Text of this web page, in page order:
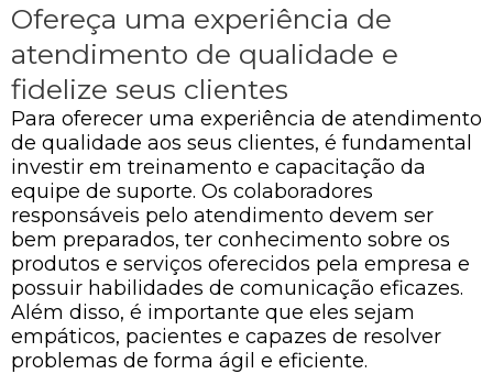
Ofereça uma experiência de
atendimento de qualidade e
fidelize seus clientes
Para oferecer uma experiência de atendimento
de qualidade aos seus clientes, é fundamental
investir em treinamento e capacitação da
equipe de suporte. Os colaboradores
responsáveis pelo atendimento devem ser
bem preparados, ter conhecimento sobre os
produtos e serviços oferecidos pela empresa e
possuir habilidades de comunicação eficazes.
Além disso, é importante que eles sejam
empáticos, pacientes e capazes de resolver
problemas de forma ágil e eficiente.